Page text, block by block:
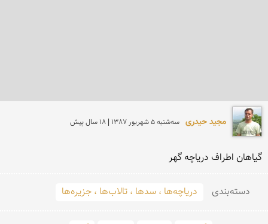
مجید حیدری سه‌شنبه 5 شهريور 1387 | 18 سال پیش
گیاهان اطراف دریاچه گهر
دسته‌بندی دریاچه‌ها ، سدها ، تالاب‌ها ، جزیره‌ها